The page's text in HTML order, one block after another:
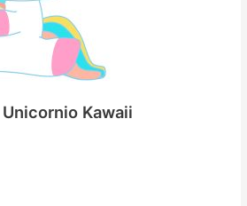
Kawaii